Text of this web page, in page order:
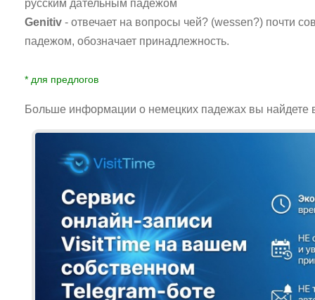
русским дательным падежом
Genitiv - отвечает на вопросы чей? (wessen?) почти
падежом, обозначает принадлежность.
* для предлогов
Больше информации о немецких падежах вы найдете